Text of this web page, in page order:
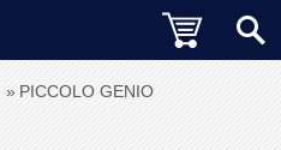
PICCOLO GENIO